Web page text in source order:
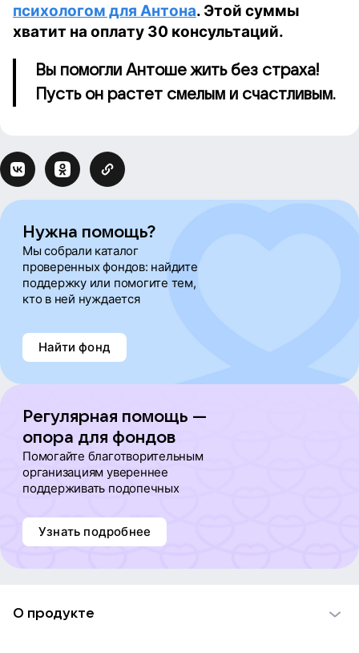
психологом для Антона. Этой суммы
хватит на оплату 30 консультаций.
Вы помогли Антоше жить без страха!
Пусть он растет смелым и счастливым.
Нужна помощь?
Мы собрали каталог
проверенных фондов: найдите
поддержку или помогите тем,
кто в ней нуждается
Найти фонд
Регулярная помощь —
опора для фондов
Помогайте благотворительным
организациям увереннее
поддерживать подопечных
Узнать подробнее
О продукте